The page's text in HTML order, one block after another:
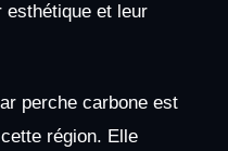
esthétique et leur
perche carbone est
région. Elle